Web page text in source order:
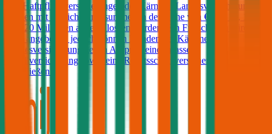
Kfz-Haftpflichtversicherungen der Kärntner Landesversicherung
können mit Versicherungssummen in der Höhe von € 7,6, 10, 15
oder 20 Millionen abgeschlossen werden. Ein Freischaden wird
nicht angeboten, jedoch können Kunden der Kärntner
Landesversicherung gegen Aufpreis eine Insassen-
Unfallversicherung sowie eine Rechtsschutzversicherung
abschließen.